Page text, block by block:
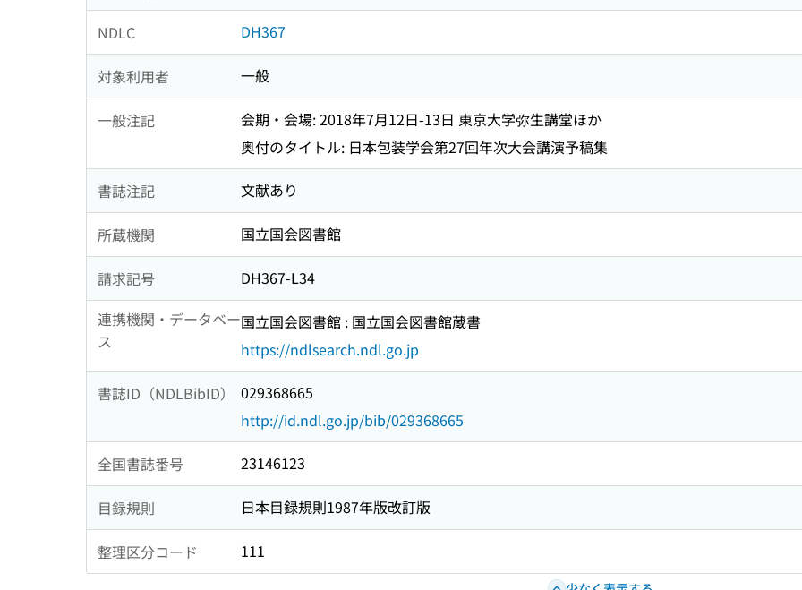
NDLC DH367
対象利用者 一般
一般注記
会期・会場: 2018年7月12日-13日 東京大学弥生講堂ほか
奥付のタイトル: 日本包装学会第27回年次大会講演予稿集
書誌注記 文献あり
所蔵機関 国立国会図書館
請求記号
DH367-L34
連携機関・データベー
ス
国立国会図書館 : 国立国会図書館蔵書
https://ndlsearch.ndl.go.jp
書誌ID（NDLBibID）
029368665
http://id.ndl.go.jp/bib/029368665
全国書誌番号 23146123
目録規則 日本目録規則1987年版改訂版
整理区分コード 111